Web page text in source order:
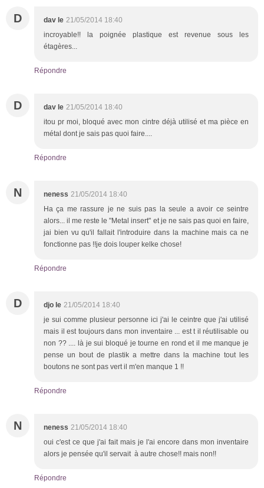
D dav le 21/05/2014 18:40
incroyable!! la poignée plastique est revenue sous les
étagères...
Répondre
D dav le 21/05/2014 18:40
itou pr moi, bloqué avec mon cintre déjà utilisé et ma pièce en
métal dont je sais pas quoi faire....
Répondre
N neness 21/05/2014 18:40
Ha ça me rassure je ne suis pas la seule a avoir ce seintre
alors... il me reste le "Metal insert" et je ne sais pas quoi en faire,
jai bien vu qu'il fallait l'introduire dans la machine mais ca ne
fonctionne pas !!je dois louper kelke chose!
Répondre
D djo le 21/05/2014 18:40
je sui comme plusieur personne ici j'ai le ceintre que j'ai utilisé
mais il est toujours dans mon inventaire ... est t il réutilisable ou
non ?? .... là je sui bloqué je tourne en rond et il me manque je
pense un bout de plastik a mettre dans la machine tout les
boutons ne sont pas vert il m'en manque 1 !!
Répondre
N neness 21/05/2014 18:40
oui c'est ce que j'ai fait mais je l'ai encore dans mon inventaire
alors je pensée qu'il servait à autre chose!! mais non!!
Répondre